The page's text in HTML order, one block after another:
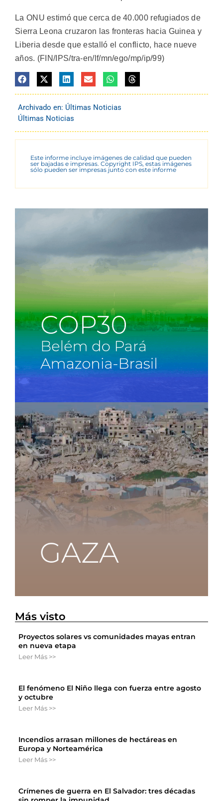
La ONU estimó que cerca de 40.000 refugiados de
Sierra Leona cruzaron las fronteras hacia Guinea y
Liberia desde que estalló el conflicto, hace nueve
años. (FIN/IPS/tra-en/lf/mn/ego/mp/ip/99)
Archivado en: Últimas Noticias
Últimas Noticias
Este informe incluye imágenes de calidad que pueden
ser bajadas e impresas. Copyright IPS, estas imágenes
sólo pueden ser impresas junto con este informe
Más visto
Proyectos solares vs comunidades mayas entran
en nueva etapa
Leer Más >>
El fenómeno El Niño llega con fuerza entre agosto
y octubre
Leer Más >>
Incendios arrasan millones de hectáreas en
Europa y Norteamérica
Leer Más >>
Crímenes de guerra en El Salvador: tres décadas